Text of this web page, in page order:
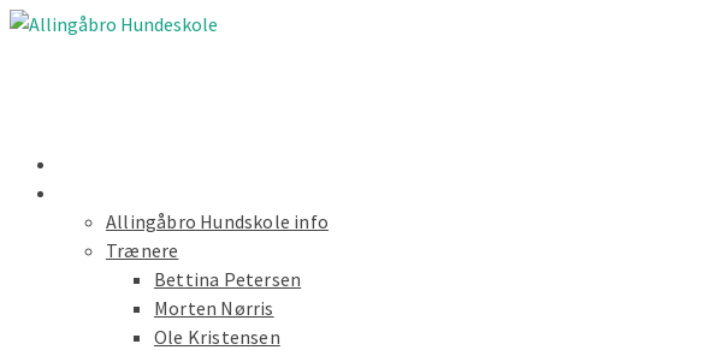
Allingåbro Hundskole info
Trænere
Bettina Petersen
Morten Nørris
Ole Kristensen